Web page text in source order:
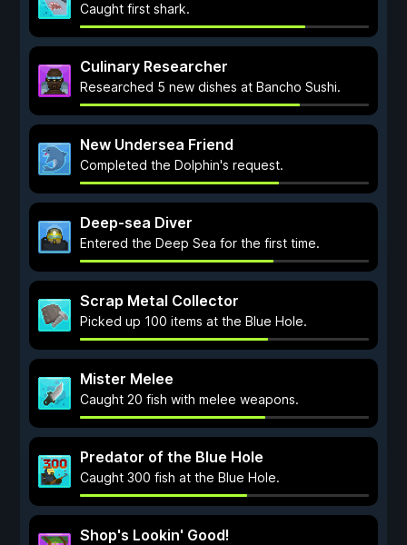
Caught first shark.
Culinary Researcher
Researched 5 new dishes at Bancho Sushi.
New Undersea Friend
Completed the Dolphin's request.
Deep-sea Diver
Entered the Deep Sea for the first time.
Scrap Metal Collector
Picked up 100 items at the Blue Hole.
Mister Melee
Caught 20 fish with melee weapons.
Predator of the Blue Hole
Caught 300 fish at the Blue Hole.
Shop's Lookin' Good!